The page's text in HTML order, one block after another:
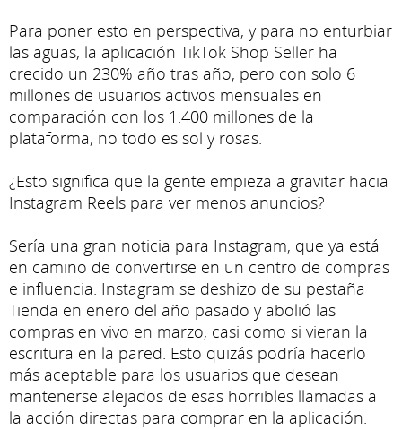
Para poner esto en perspectiva, y para no enturbiar
las aguas, la aplicación TikTok Shop Seller ha
crecido un 230% año tras año, pero con solo 6
millones de usuarios activos mensuales en
comparación con los 1.400 millones de la
plataforma, no todo es sol y rosas.
¿Esto significa que la gente empieza a gravitar hacia
Instagram Reels para ver menos anuncios?
Sería una gran noticia para Instagram, que ya está
en camino de convertirse en un centro de compras
e influencia. Instagram se deshizo de su pestaña
Tienda en enero del año pasado y abolió las
compras en vivo en marzo, casi como si vieran la
escritura en la pared. Esto quizás podría hacerlo
más aceptable para los usuarios que desean
mantenerse alejados de esas horribles llamadas a
la acción directas para comprar en la aplicación.